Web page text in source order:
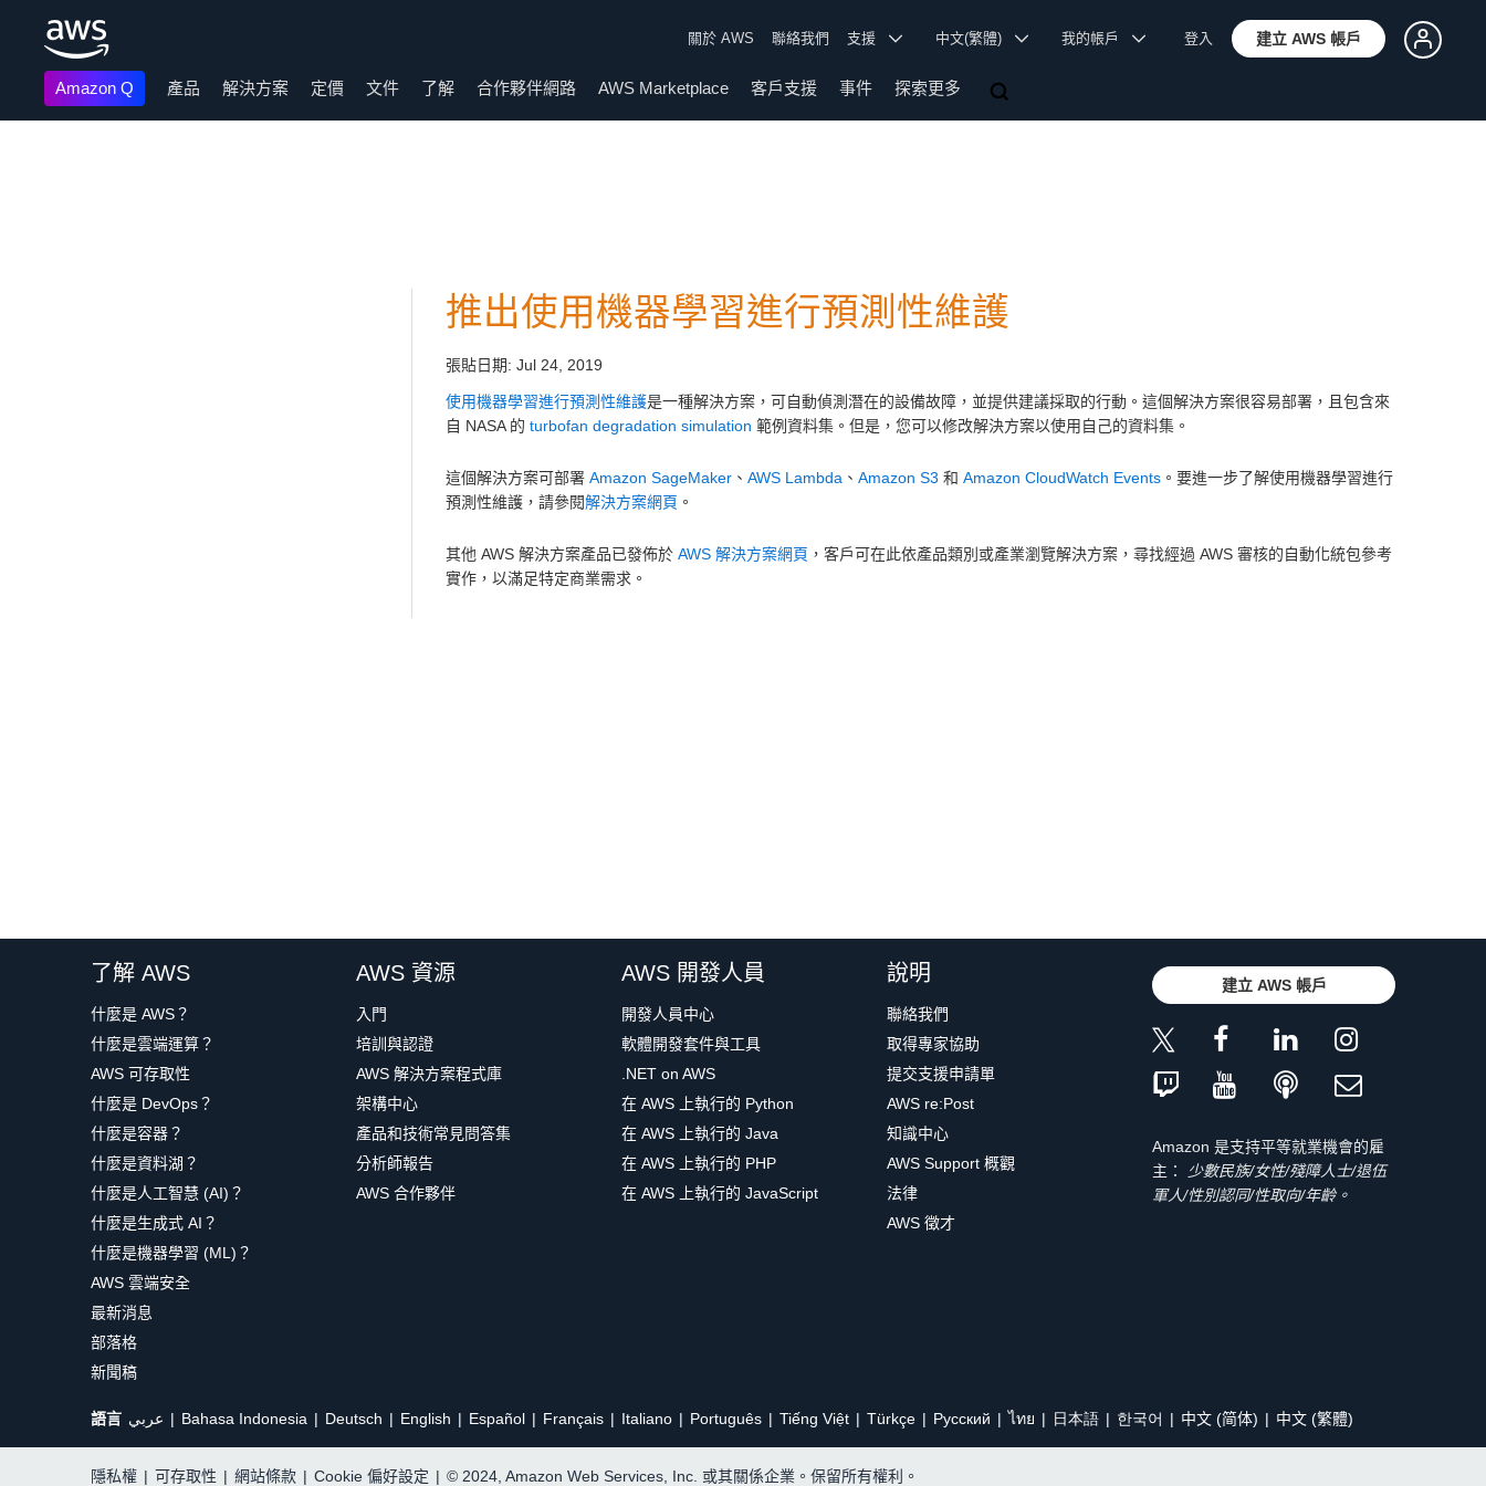
關於 AWS 聯絡我們 支援 中文(繁體) 我的帳戶 登入 建立 AWS 帳戶
Amazon Q 產品 解決方案 定價 文件 了解 合作夥伴網路 AWS Marketplace 客戶支援 事件 探索更多
推出使用機器學習進行預測性維護
張貼日期: Jul 24, 2019
使用機器學習進行預測性維護是一種解決方案，可自動偵測潛在的設備故障，並提供建議採取的行動。這個解決方案很容易部署，且包含來
自 NASA 的 turbofan degradation simulation 範例資料集。但是，您可以修改解決方案以使用自己的資料集。
這個解決方案可部署 Amazon SageMaker 、 AWS Lambda 、 Amazon S3 和 Amazon CloudWatch Events 。要進一步了解使用機器學習進行
預測性維護，請參閱解決方案網頁 。
其他 AWS 解決方案產品已發佈於 AWS 解決方案網頁 ，客戶可在此依產品類別或產業瀏覽解決方案，尋找經過 AWS 審核的自動化統包參考
實作，以滿足特定商業需求。
了解 AWS
什麼是 AWS？
什麼是雲端運算？
AWS 可存取性
什麼是 DevOps？
什麼是容器？
什麼是資料湖？
什麼是人工智慧 (AI)？
什麼是生成式 AI？
什麼是機器學習 (ML)？
AWS 雲端安全
最新消息
部落格
新聞稿
AWS 資源
入門
培訓與認證
AWS 解決方案程式庫
架構中心
產品和技術常見問答集
分析師報告
AWS 合作夥伴
AWS 開發人員
開發人員中心
軟體開發套件與工具
.NET on AWS
在 AWS 上執行的 Python
在 AWS 上執行的 Java
在 AWS 上執行的 PHP
在 AWS 上執行的 JavaScript
說明
聯絡我們
取得專家協助
提交支援申請單
AWS re:Post
知識中心
AWS Support 概觀
法律
AWS 徵才
建立 AWS 帳戶
Amazon 是支持平等就業機會的雇
主：
少數民族/女性/殘障人士/退伍
軍人/性別認同/性取向/年齡。
語言 عربي Bahasa Indonesia Deutsch English Español Français Italiano Português Tiếng Việt Türkçe Ρусский ไทย 日本語 한국어 中文 (简体) 中文 (繁體)
隱私權 | 可存取性 | 網站條款 | Cookie 偏好設定 | © 2024, Amazon Web Services, Inc. 或其關係企業。保留所有權利。